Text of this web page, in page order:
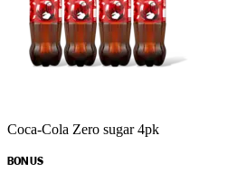
Coca-Cola Zero sugar 4pk
BONUS